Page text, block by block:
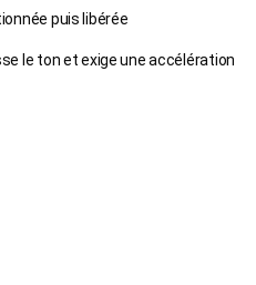
puis libérée
le ton et exige une accélération